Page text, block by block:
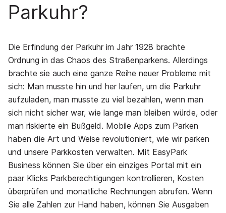
Parkuhr?
Die Erfindung der Parkuhr im Jahr 1928 brachte
Ordnung in das Chaos des Straßenparkens. Allerdings
brachte sie auch eine ganze Reihe neuer Probleme mit
sich: Man musste hin und her laufen, um die Parkuhr
aufzuladen, man musste zu viel bezahlen, wenn man
sich nicht sicher war, wie lange man bleiben würde, oder
man riskierte ein Bußgeld. Mobile Apps zum Parken
haben die Art und Weise revolutioniert, wie wir parken
und unsere Parkkosten verwalten. Mit EasyPark
Business können Sie über ein einziges Portal mit ein
paar Klicks Parkberechtigungen kontrollieren, Kosten
überprüfen und monatliche Rechnungen abrufen. Wenn
Sie alle Zahlen zur Hand haben, können Sie Ausgaben